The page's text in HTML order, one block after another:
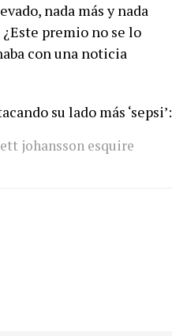
nada más y nada
premio no se lo
con una noticia
su lado más ‘sepsi’:
johansson esquire